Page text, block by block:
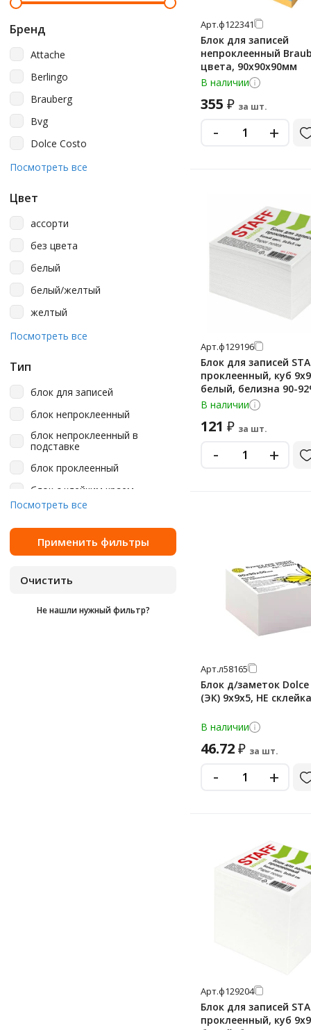
Бренд
Attache
Berlingo
Brauberg
Bvg
Dolce Costo
Erich Krause
Стамм
Посмотреть все
Цвет
ассорти
без цвета
белый
белый/желтый
желтый
зеленый
мультиколор
неоновый
оранжевый
розовый
светло-серый
черный
Посмотреть все
Тип
блок для записей
блок непроклеенный
блок непроклеенный в
подставке
блок проклеенный
блок с клейким краем
стандартные
Посмотреть все
Не нашли нужный фильтр?
Арт.ф122341
Блок для записей
непроклеенный
цвета, 90х90х90мм
В наличии
355 ₽ за шт.
- +
Арт.ф129196
Блок для записей
проклеенный, куб
белый, белизна 90-
129196
В наличии
121 ₽ за шт.
- +
Арт.л58165
Блок д/заметок
(ЭК) 9х9х5, НЕ
В наличии
46.72₽ за шт.
- +
Арт.ф129204
Блок для записей
проклеенный, куб